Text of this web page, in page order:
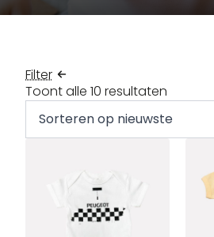
Filter
Toont alle 10 resultaten
nieuwste